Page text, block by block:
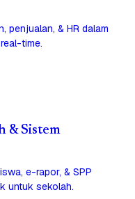
penjualan, & HR dalam
time.
& Sistem
e-rapor, & SPP
untuk sekolah.